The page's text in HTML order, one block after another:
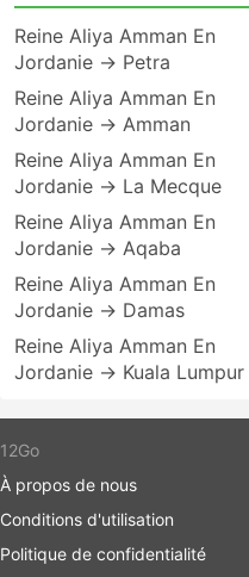
Reine Aliya Amman En
Jordanie → Petra
Reine Aliya Amman En
Jordanie → Amman
Reine Aliya Amman En
Jordanie → La Mecque
Reine Aliya Amman En
Jordanie → Aqaba
Reine Aliya Amman En
Jordanie → Damas
Reine Aliya Amman En
Jordanie → Kuala Lumpur
12Go
À propos de nous
Conditions d'utilisation
Politique de confidentialité